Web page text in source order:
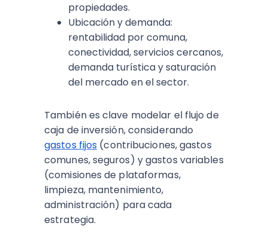
propiedades.​
Ubicación y demanda:
rentabilidad por comuna,
conectividad, servicios cercanos,
demanda turística y saturación
del mercado en el sector.​
También es clave modelar el flujo de
caja de inversión, considerando
gastos fijos (contribuciones, gastos
comunes, seguros) y gastos variables
(comisiones de plataformas,
limpieza, mantenimiento,
administración) para cada
estrategia.​